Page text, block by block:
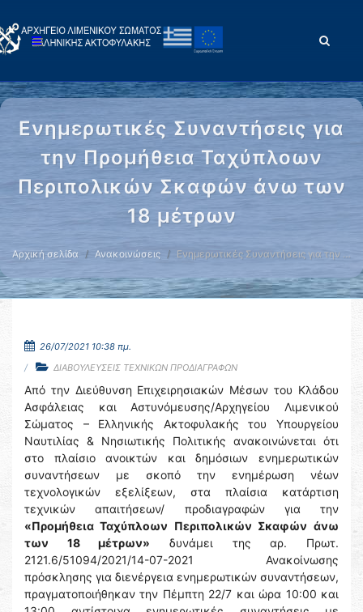
Ενημερωτικές Συναντήσεις για
την Προμήθεια Ταχύπλοων
Περιπολικών Σκαφών άνω των
18 μέτρων
Αρχική σελίδα Ανακοινώσεις Ενημερωτικές Συναντήσεις για την …
26/07/2021 10:38 πμ.
ΔΙΑΒΟΥΛΕΥΣΕΙΣ ΤΕΧΝΙΚΩΝ ΠΡΟΔΙΑΓΡΑΦΩΝ
Από την Διεύθυνση Επιχειρησιακών Μέσων του Κλάδου
Ασφάλειας και Αστυνόμευσης/Αρχηγείου Λιμενικού
Σώματος – Ελληνικής Ακτοφυλακής του Υπουργείου
Ναυτιλίας & Νησιωτικής Πολιτικής ανακοινώνεται ότι
στο πλαίσιο ανοικτών και δημόσιων ενημερωτικών
συναντήσεων με σκοπό την ενημέρωση νέων
τεχνολογικών εξελίξεων, στα πλαίσια κατάρτιση
τεχνικών απαιτήσεων/ προδιαγραφών για την
«Προμήθεια Ταχύπλοων Περιπολικών Σκαφών άνω
των 18 μέτρων» δυνάμει της αρ. Πρωτ.
2121.6/51094/2021/14-07-2021 Ανακοίνωσης
πρόσκλησης για διενέργεια ενημερωτικών συναντήσεων,
πραγματοποιήθηκαν την Πέμπτη 22/7 και ώρα 10:00 και